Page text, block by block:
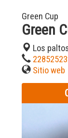
Green Cup
Green
Los
Sitio web